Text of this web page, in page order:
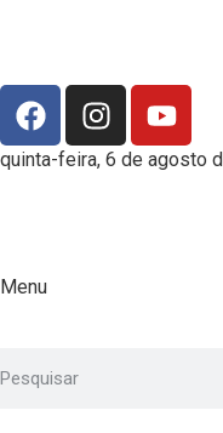
quinta-feira, 6 de agosto
Menu